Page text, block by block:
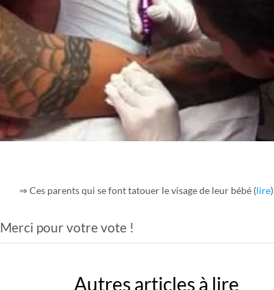
⇒ Ces parents qui se font tatouer le visage de leur bébé (lire)
Merci pour votre vote !
Autres articles à lire